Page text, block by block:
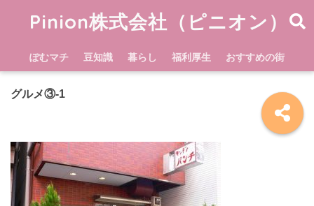
Pinion株式会社（ピニオン）
ぽむマチ 豆知識 暮らし 福利厚生 おすすめの街
グルメ③-1